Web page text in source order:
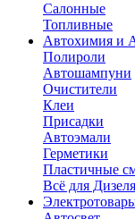
Салонные
Топливные
Автохимия и
Полироли
Автошампуни
Очистители
Клеи
Присадки
Автоэмали
Герметики
Пластичные
Всё для Дизеля